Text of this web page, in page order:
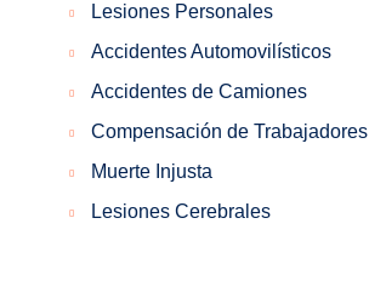
Lesiones Personales
Accidentes Automovilísticos
Accidentes de Camiones
Compensación de Trabajadores
Muerte Injusta
Lesiones Cerebrales